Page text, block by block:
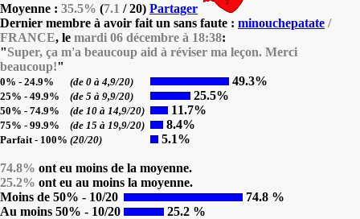
Moyenne : 35.5% (7.1 / 20) Partager
Dernier membre à avoir fait un sans faute : minouchepatate /
FRANCE, le mardi 06 décembre à 18:38:
"Super, ça m'a beaucoup aid à réviser ma leçon. Merci
beaucoup!"
0% - 24.9% (de 0 à 4,9/20) 49.3%
25% - 49.9% (de 5 à 9,9/20) 25.5%
50% - 74.9% (de 10 à 14,9/20) 11.7%
75% - 99.9% (de 15 à 19,9/20) 8.4%
Parfait - 100% (20/20) 5.1%
74.8% ont eu moins de la moyenne.
25.2% ont eu au moins la moyenne.
Moins de 50% - 10/20
74.8 %
Au moins 50% - 10/20
25.2 %